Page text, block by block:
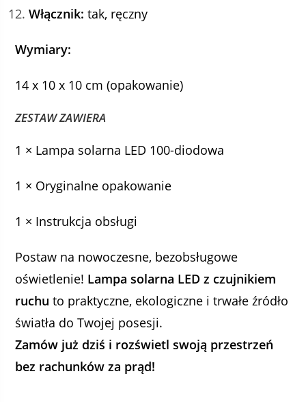
Włącznik: tak, ręczny
Wymiary:
14 x 10 x 10 cm (opakowanie)
ZESTAW ZAWIERA
1 × Lampa solarna LED 100-diodowa
1 × Oryginalne opakowanie
1 × Instrukcja obsługi
Postaw na nowoczesne, bezobsługowe
oświetlenie! Lampa solarna LED z czujnikiem
ruchu to praktyczne, ekologiczne i trwałe źródło
światła do Twojej posesji.
Zamów już dziś i rozświetl swoją przestrzeń
bez rachunków za prąd!